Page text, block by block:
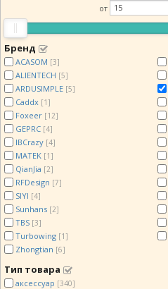
от
Бренд
ACASOM [3]
ALIENTECH [5]
ARDUSIMPLE [5]
Caddx [1]
Foxeer [12]
GEPRC [4]
IBCrazy [4]
MATEK [1]
QianJia [2]
RFDesign [7]
SIYI [4]
Sunhans [2]
TBS [3]
Turbowing [1]
Zhongtian [6]
Тип товара
аксессуар [340]